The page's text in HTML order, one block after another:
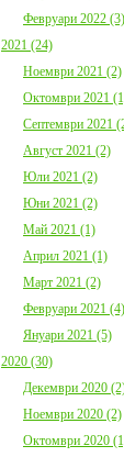
Февруари 2022 (3)
2021 (24)
Ноември 2021 (2)
Октомври 2021
Септември 2021
Август 2021 (2)
Юли 2021 (2)
Юни 2021 (2)
Май 2021 (1)
Април 2021 (1)
Март 2021 (2)
Февруари 2021 (4)
Януари 2021 (5)
2020 (30)
Декември 2020
Ноември 2020 (2)
Октомври 2020